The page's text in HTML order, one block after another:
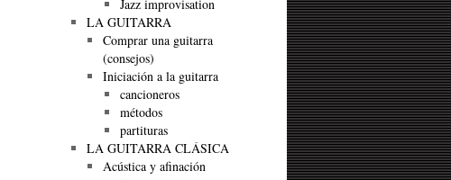
Jazz improvisation
LA GUITARRA
Comprar una guitarra
(consejos)
Iniciación a la guitarra
cancioneros
métodos
partituras
LA GUITARRA CLÁSICA
Acústica y afinación